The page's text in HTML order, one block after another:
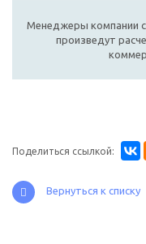
Менеджеры компании
произведут
Поделиться ссылкой:
Вернуться к списку